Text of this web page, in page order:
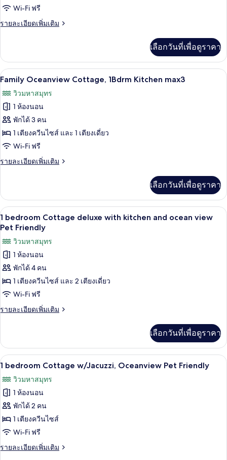
Queen
Cottage
w/
Oceanview
Pet
Friendly
Wi-Fi ฟรี
รายละเอียดเพิ่มเติม
ราย
เกี่ยว
กับ
1
Queen
Cottage
w/
kitchen,
Oceanview
Pet
Friendly
เลือกวันที่เพื่อดูราคา
เปิด
ภาพถ่าย
ทั้งหมด
ของ
Family
Oceanview
Cottage,
1Bdrm
max3
Family Oceanview Cottage, 1Bdrm
9
Family Oceanview Cottage, 1Bdrm Kitchen max3
วิวมหาสมุทร
1 ห้องนอน
พักได้ 3 คน
1 เตียงควีนไซส์ และ 1 เตียงเดี่ยว
Wi-Fi ฟรี
รายละเอียดเพิ่มเติม
ราย
เกี่ยว
กับ
Family
Oceanview
1Bdrm
Kitchen
max3
เลือกวันที่เพื่อดูราคา
เปิด
ภาพถ่าย
ทั้งหมด
ของ
1
bedroom
Cottage
deluxe
and
ocean
view
Pet
Friendly
1 bedroom Cottage deluxe with
11
1 bedroom Cottage deluxe with kitchen and ocean view
Pet Friendly
วิวมหาสมุทร
1 ห้องนอน
พักได้ 4 คน
1 เตียงควีนไซส์ และ 2 เตียงเดี่ยว
Wi-Fi ฟรี
รายละเอียดเพิ่มเติม
ราย
เกี่ยว
กับ
1
Cottage
deluxe
with
kitchen
and
ocean
view
Pet
เลือกวันที่เพื่อดูราคา
เปิด
ภาพถ่าย
ทั้งหมด
ของ
1
bedroom
Cottage
w/Jacuzzi,
1 bedroom Cottage w/Jacuzzi,
7
1 bedroom Cottage w/Jacuzzi, Oceanview Pet Friendly
วิวมหาสมุทร
1 ห้องนอน
พักได้ 2 คน
1 เตียงควีนไซส์
Wi-Fi ฟรี
รายละเอียดเพิ่มเติม
ราย